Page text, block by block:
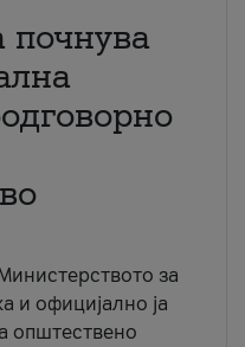
почнува
за
и официјално ја
општествено